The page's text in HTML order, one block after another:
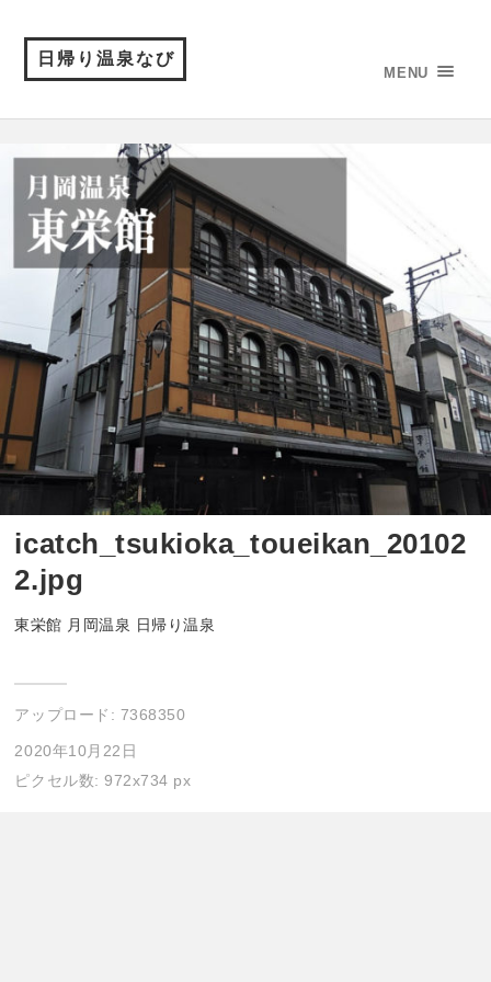
日帰り温泉なび
MENU
icatch_tsukioka_toueikan_20102
2.jpg
東栄館 月岡温泉 日帰り温泉
アップロード: 7368350
2020年10月22日
ピクセル数: 972x734 px